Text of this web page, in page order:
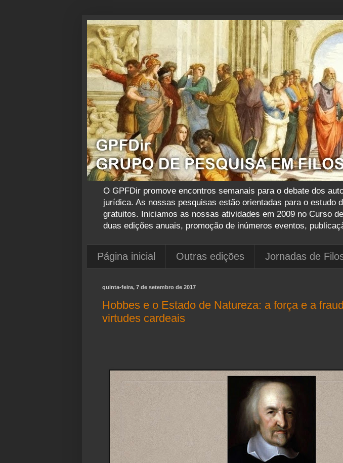
O GPFDir promove encontros semanais para o debate dos
jurídica. As nossas pesquisas estão orientadas para o
gratuitos. Iniciamos as nossas atividades em 2009 no Curso
duas edições anuais, promoção de inúmeros eventos,
Página inicial Outras edições Jornadas de
quinta-feira, 7 de setembro de 2017
Hobbes e o Estado de Natureza: a força e a
virtudes cardeais